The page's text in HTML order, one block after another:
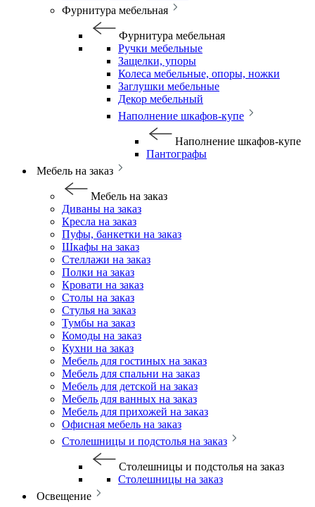
Фурнитура мебельная
Фурнитура мебельная
Ручки мебельные
Защелки, упоры
Колеса мебельные, опоры, ножки
Заглушки мебельные
Декор мебельный
Наполнение шкафов-купе
Наполнение шкафов-купе
Пантографы
Мебель на заказ
Мебель на заказ
Диваны на заказ
Кресла на заказ
Пуфы, банкетки на заказ
Шкафы на заказ
Стеллажи на заказ
Полки на заказ
Кровати на заказ
Столы на заказ
Стулья на заказ
Тумбы на заказ
Комоды на заказ
Кухни на заказ
Мебель для гостиных на заказ
Мебель для спальни на заказ
Мебель для детской на заказ
Мебель для ванных на заказ
Мебель для прихожей на заказ
Офисная мебель на заказ
Столешницы и подстолья на заказ
Столешницы и подстолья на заказ
Столешницы на заказ
Освещение